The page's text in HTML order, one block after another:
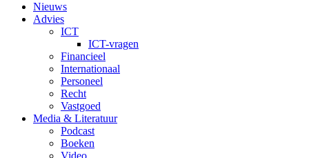
Nieuws
Advies
ICT
ICT-vragen
Financieel
Internationaal
Personeel
Recht
Vastgoed
Media & Literatuur
Podcast
Boeken
Video